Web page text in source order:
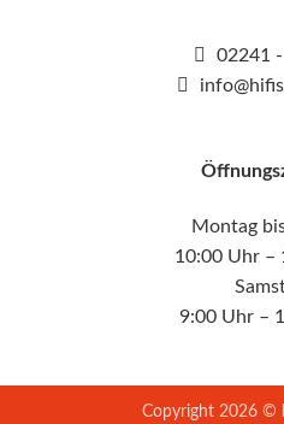
02241
Montag
10:00 Uhr –
9:00 Uhr –
Copyright 2026 ©